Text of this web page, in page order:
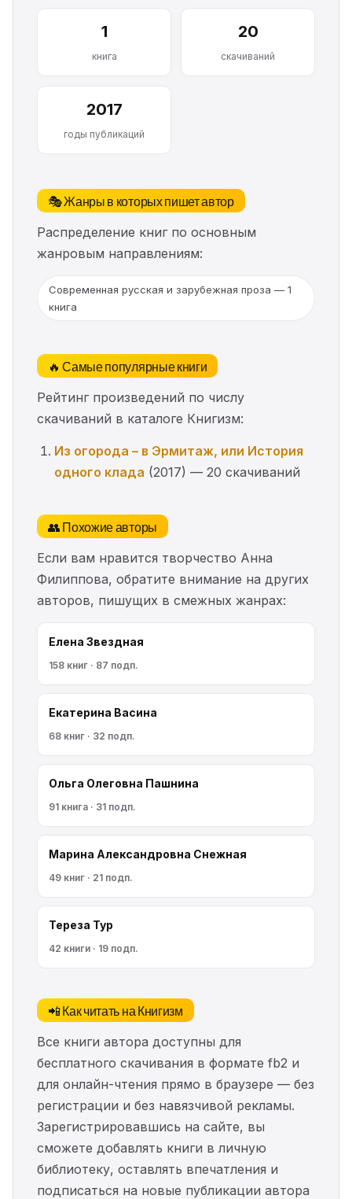
1
книга
20
скачиваний
2017
годы публикаций
🎭 Жанры в которых пишет автор
Распределение книг по основным
жанровым направлениям:
Современная русская и зарубежная проза — 1
книга
🔥 Самые популярные книги
Рейтинг произведений по числу
скачиваний в каталоге Книгизм:
Из огорода – в Эрмитаж, или История
одного клада (2017) — 20 скачиваний
👥 Похожие авторы
Если вам нравится творчество Анна
Филиппова, обратите внимание на других
авторов, пишущих в смежных жанрах:
Елена Звездная
158 книг · 87 подп.
Екатерина Васина
68 книг · 32 подп.
Ольга Олеговна Пашнина
91 книга · 31 подп.
Марина Александровна Снежная
49 книг · 21 подп.
Тереза Тур
42 книги · 19 подп.
📲 Как читать на Книгизм
Все книги автора доступны для
бесплатного скачивания в формате fb2 и
для онлайн-чтения прямо в браузере — без
регистрации и без навязчивой рекламы.
Зарегистрировавшись на сайте, вы
сможете добавлять книги в личную
библиотеку, оставлять впечатления и
подписаться на новые публикации автора